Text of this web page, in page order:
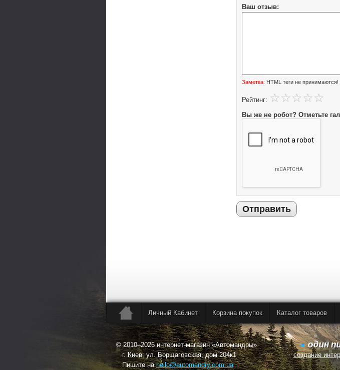
Ваш отзыв:
Заметка: HTML теги не
Рейтинг:
Вы же не робот? Отметьте
Отправить
Личный Кабинет Корзина покупок Каталог товаров
© 2010–2026 интернет-магазин «Автомандры»
г. Киев, ул. Борщаговская, дом 204к1
Пишите наhello@automandry.com.ua
создание